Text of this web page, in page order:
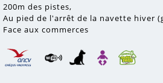
200m des pistes
Au pied de l'arrêt de la navette hiver
Face aux commerces